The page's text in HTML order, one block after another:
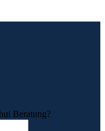
Beratung?